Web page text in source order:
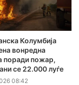
Колумбија
вонредна
поради пожар,
се 22.000 луѓе
08:42